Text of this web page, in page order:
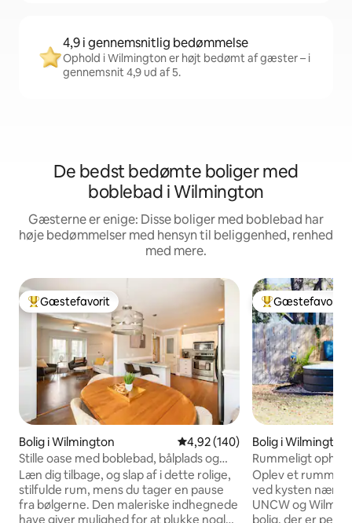
4,9 i gennemsnitlig bedømmelse
Ophold i Wilmington er højt bedømt af gæster – i
gennemsnit 4,9 ud af 5.
De bedst bedømte boliger med
boblebad i Wilmington
Gæsterne er enige: Disse boliger med boblebad har
høje bedømmelser med hensyn til beliggenhed, renhed
med mere.
Bedste gæstefavorit
Gæstefavorit
Bolig i Wilmington 4,92 ud af 5 i gennemsnitlig
4,92 (140)
Stille oase med boblebad, bålplads og
privatliv
Læn dig tilbage, og slap af i dette rolige,
stilfulde rum, mens du tager en pause
fra bølgerne. Den maleriske indhegnede
have giver mulighed for at plukke nogle
Bedste
Gæstefavorit
Bolig i Wilmington
Rummeligt
og udendørs sjov
Oplev et
ved kysten nær
UNCW og
bolig, der er